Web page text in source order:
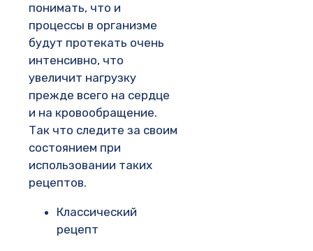
понимать, что и
процессы в организме
будут протекать очень
интенсивно, что
увеличит нагрузку
прежде всего на сердце
и на кровообращение.
Так что следите за своим
состоянием при
использовании таких
рецептов.
Классический
рецепт